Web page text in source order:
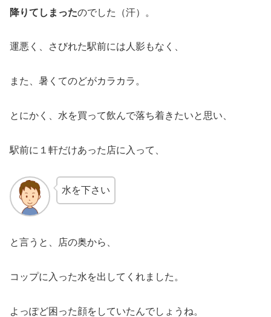
降りてしまったのでした（汗）。
運悪く、さびれた駅前には人影もなく、
また、暑くてのどがカラカラ。
とにかく、水を買って飲んで落ち着きたいと思い、
駅前に１軒だけあった店に入って、
水を下さい
と言うと、店の奥から、
コップに入った水を出してくれました。
よっぽど困った顔をしていたんでしょうね。